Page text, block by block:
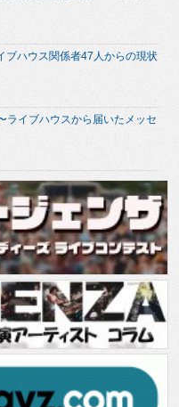
ブハウス関係者47人からの現状
ライブハウスから届いたメッセ